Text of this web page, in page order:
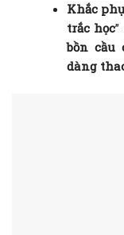
Khắc
trắc học
bồn cầu
dàng